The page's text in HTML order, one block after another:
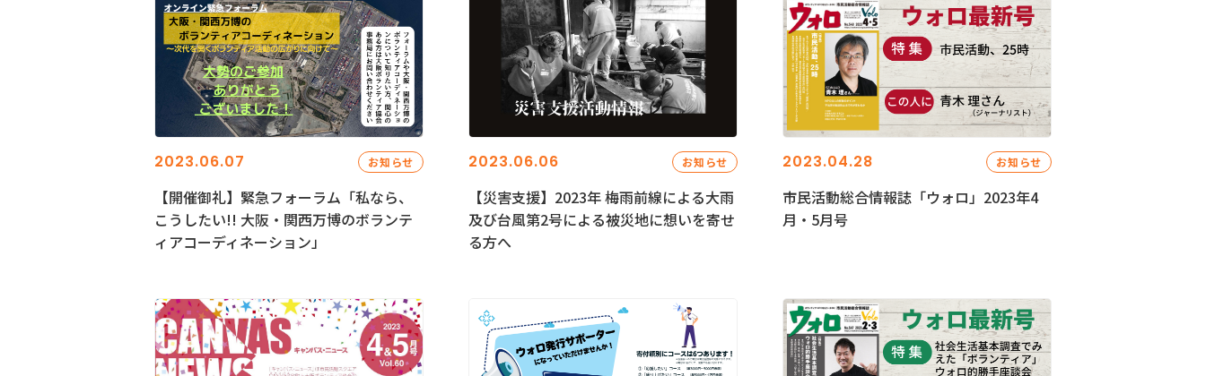
2023.06.07 お知らせ
【開催御礼】緊急フォーラム「私なら、
こうしたい!! 大阪・関西万博のボランテ
ィアコーディネーション」
2023.06.06 お知らせ
【災害支援】2023年 梅雨前線による大雨
及び台風第2号による被災地に想いを寄せ
る方へ
2023.04.28 お知らせ
市民活動総合情報誌「ウォロ」2023年4
月・5月号